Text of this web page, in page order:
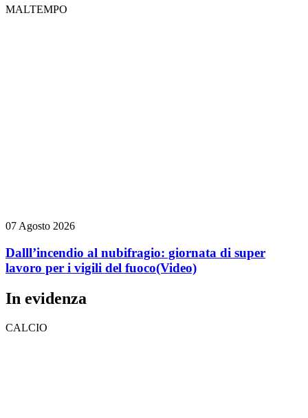
MALTEMPO
07 Agosto 2026
Dalll’incendio al nubifragio: giornata di super
lavoro per i vigili del fuoco(Video)
In evidenza
CALCIO